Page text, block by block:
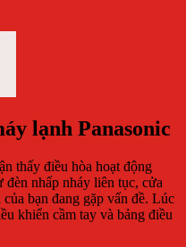
lạnh Panasonic
thấy điều hòa hoạt động
nhấp nháy liên tục, cửa
bạn đang gặp vấn đề. Lúc
khiển cầm tay và bảng điều